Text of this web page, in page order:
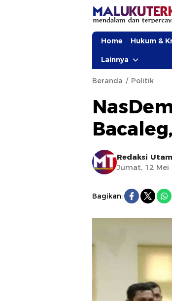
Home Hukum &
Lainnya
Beranda Politik
Redaksi
Jumat, 12 Mei
Bagikan: